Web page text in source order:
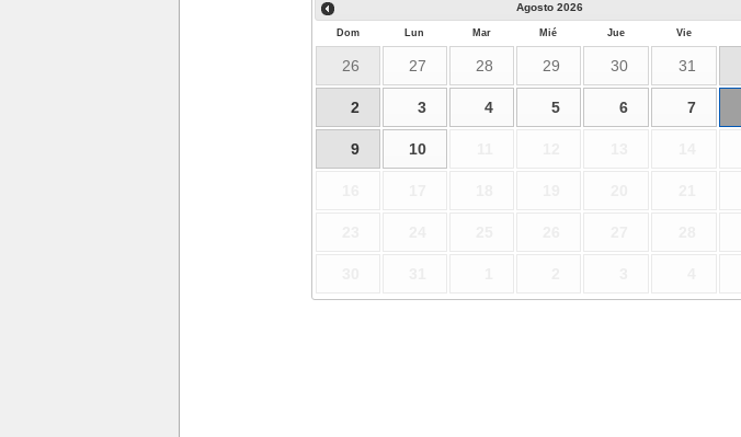
Agosto 2026
Dom Lun Mar Mié Jue Vie
26 27 28 29 30 31
2 3 4 5 6 7
9 10